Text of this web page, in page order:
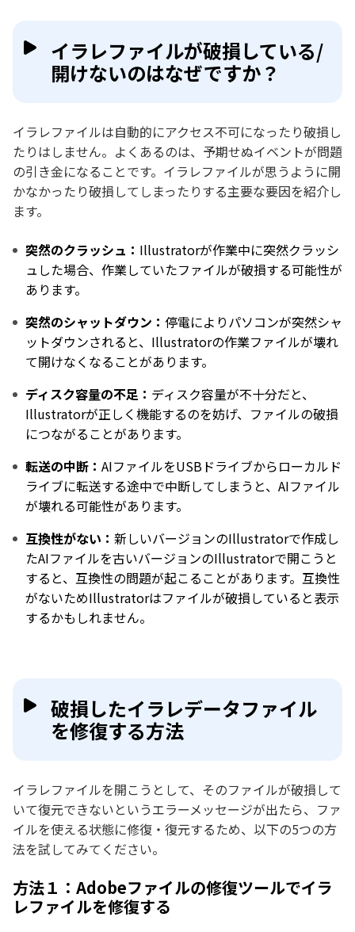
イラレファイルが破損している/
開けないのはなぜですか？
イラレファイルは自動的にアクセス不可になったり破損し
たりはしません。よくあるのは、予期せぬイベントが問題
の引き金になることです。イラレファイルが思うように開
かなかったり破損してしまったりする主要な要因を紹介し
ます。
突然のクラッシュ： Illustratorが作業中に突然クラッシ
ュした場合、作業していたファイルが破損する可能性が
あります。
突然のシャットダウン： 停電によりパソコンが突然シャ
ットダウンされると、Illustratorの作業ファイルが壊れ
て開けなくなることがあります。
ディスク容量の不足： ディスク容量が不十分だと、
Illustratorが正しく機能するのを妨げ、ファイルの破損
につながることがあります。
転送の中断： AIファイルをUSBドライブからローカルド
ライブに転送する途中で中断してしまうと、AIファイル
が壊れる可能性があります。
互換性がない： 新しいバージョンのIllustratorで作成し
たAIファイルを古いバージョンのIllustratorで開こうと
すると、互換性の問題が起こることがあります。互換性
がないためIllustratorはファイルが破損していると表示
するかもしれません。
破損したイラレデータファイル
を修復する方法
イラレファイルを開こうとして、そのファイルが破損して
いて復元できないというエラーメッセージが出たら、ファ
イルを使える状態に修復・復元するため、以下の5つの方
法を試してみてください。
方法１：Adobeファイルの修復ツールでイラ
レファイルを修復する